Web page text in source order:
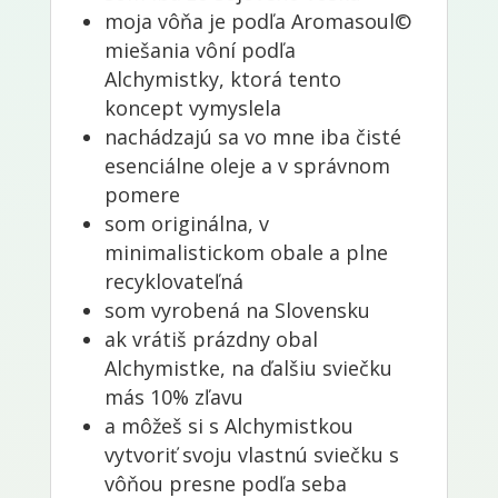
moja vôňa je podľa Aromasoul©
miešania vôní podľa
Alchymistky, ktorá tento
koncept vymyslela
nachádzajú sa vo mne iba čisté
esenciálne oleje a v správnom
pomere
som originálna, v
minimalistickom obale a plne
recyklovateľná
som vyrobená na Slovensku
ak vrátiš prázdny obal
Alchymistke, na ďalšiu sviečku
más 10% zľavu
a môžeš si s Alchymistkou
vytvoriť svoju vlastnú sviečku s
vôňou presne podľa seba